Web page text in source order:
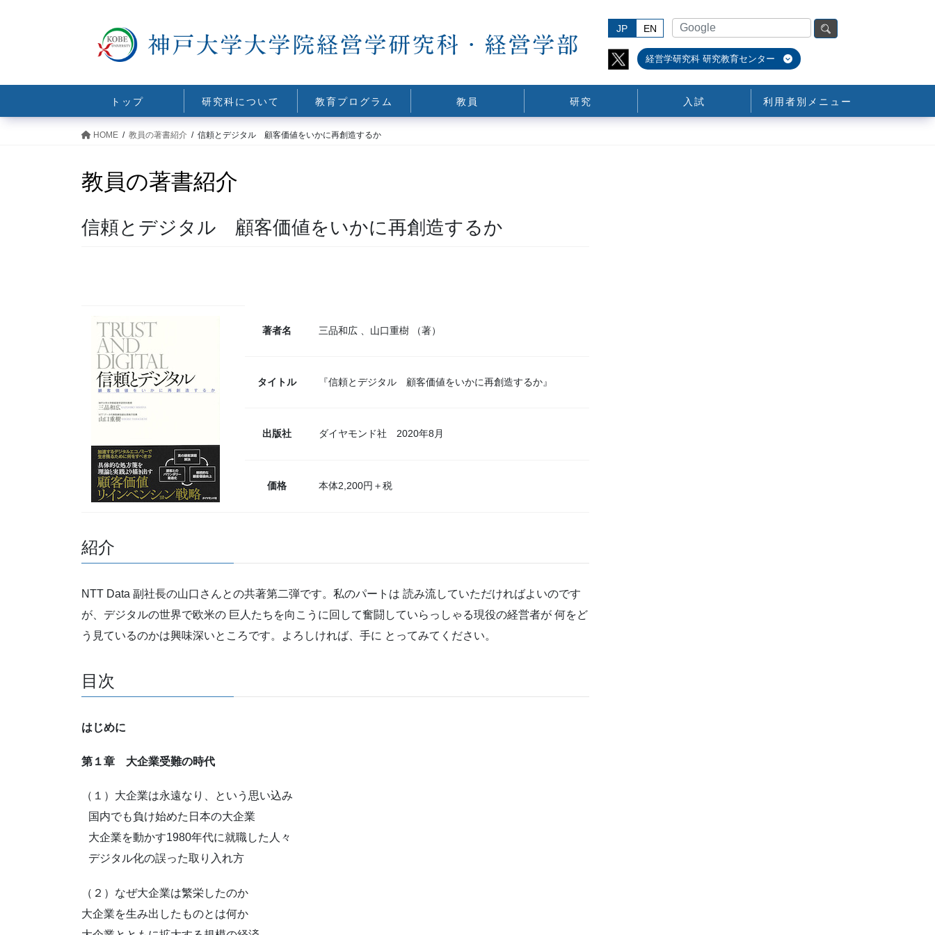
JP EN
経営学研究科 研究教育センター
トップ 研究科について 教育プログラム 教員 研究 入試 利用者別メニュー
HOME 教員の著書紹介 信頼とデジタル 顧客価値をいかに再創造するか
教員の著書紹介
信頼とデジタル 顧客価値をいかに再創造するか
著者名 三品和広 、山口重樹 （著）
タイトル 『信頼とデジタル 顧客価値をいかに再創造するか』
出版社 ダイヤモンド社 2020年8月
価格 本体2,200円＋税
紹介
NTT Data 副社長の山口さんとの共著第二弾です。私のパートは 読み流していただければよいのです
が、デジタルの世界で欧米の 巨人たちを向こうに回して奮闘していらっしゃる現役の経営者が 何をど
う見ているのかは興味深いところです。よろしければ、手に とってみてください。
目次
はじめに
第１章 大企業受難の時代
（１）大企業は永遠なり、という思い込み
国内でも負け始めた日本の大企業
大企業を動かす1980年代に就職した人々
デジタル化の誤った取り入れ方
（２）なぜ大企業は繁栄したのか
大企業を生み出したものとは何か